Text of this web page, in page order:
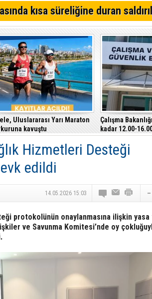
64. Geleneksel Mehmetçik Üzüm
Özersay, DAÜ-SEN yetkilileriyle bir
kısa süreliğine duran
Uluslararası Yarı Maraton
kavuştu
Çalışma
kadar 12.00-
arasında güneş
yasakladı
Hizmetleri Desteği
edildi
14.05.2026 15:03
protokolünün onaylanmasına ilişkin yasa
ve Savunma Komitesi’nde oy